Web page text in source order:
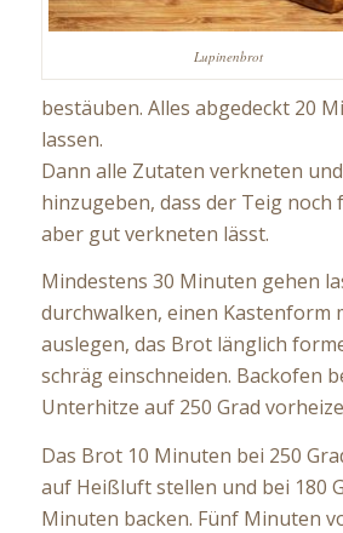
Lupinenbrot
bestäuben. Alles abgedeckt 20
lassen.
Dann alle Zutaten verkneten
hinzugeben, dass der Teig noch
aber gut verkneten lässt.
Mindestens 30 Minuten gehen
durchwalken, einen Kastenform
auslegen, das Brot länglich
schräg einschneiden. Backofen
Unterhitze auf 250 Grad
Das Brot 10 Minuten bei 250
auf Heißluft stellen und bei 180
Minuten backen. Fünf Minuten